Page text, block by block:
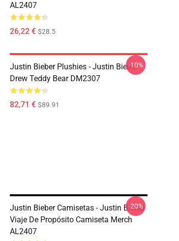
AL2407
26,22 € $28.5
Justin Bieber Plushies - Justin Bieber
Drew Teddy Bear DM2307
82,71 € $89.91
-10%
Justin Bieber Camisetas - Justin Bieber
Viaje De Propósito Camiseta Merch
AL2407
-20%